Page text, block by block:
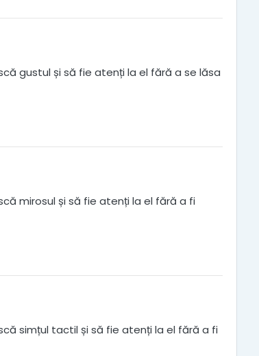
gustul și să fie atenți la el fără a se lăsa
mirosul și să fie atenți la el fără a fi
simțul tactil și să fie atenți la el fără a fi